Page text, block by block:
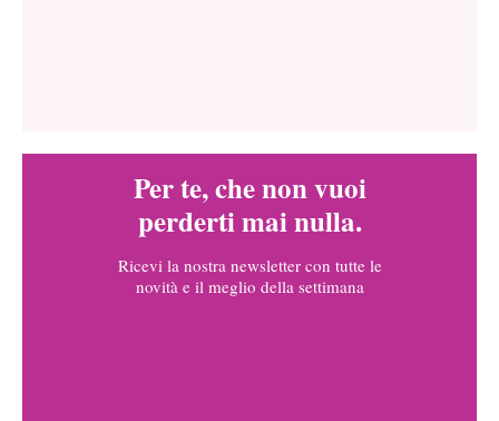
Per te, che non vuoi
perderti mai nulla.
Ricevi la nostra newsletter con tutte le
novità e il meglio della settimana